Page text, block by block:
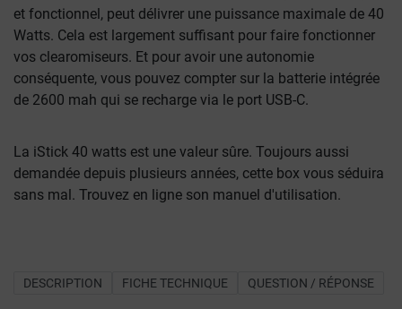
et fonctionnel, peut délivrer une puissance maximale de 40
Watts. Cela est largement suffisant pour faire fonctionner
vos clearomiseurs. Et pour avoir une autonomie
conséquente, vous pouvez compter sur la batterie intégrée
de 2600 mah qui se recharge via le port USB-C.
La iStick 40 watts est une valeur sûre. Toujours aussi
demandée depuis plusieurs années, cette box vous séduira
sans mal. Trouvez en ligne son manuel d'utilisation.
DESCRIPTION FICHE TECHNIQUE QUESTION / RÉPONSE